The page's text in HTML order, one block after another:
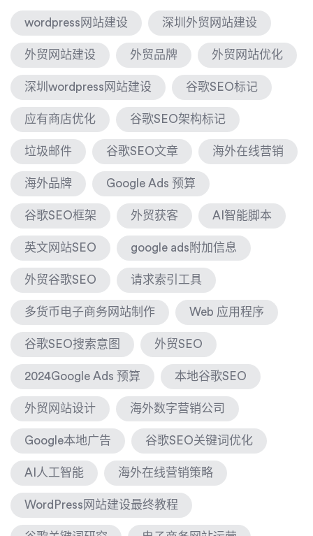
wordpress网站建设 深圳外贸网站建设
外贸网站建设 外贸品牌 外贸网站优化
深圳wordpress网站建设 谷歌SEO标记
应有商店优化 谷歌SEO架构标记
垃圾邮件 谷歌SEO文章 海外在线营销
海外品牌 Google Ads 预算
谷歌SEO框架 外贸获客 AI智能脚本
英文网站SEO google ads附加信息
外贸谷歌SEO 请求索引工具
多货币电子商务网站制作 Web 应用程序
谷歌SEO搜索意图 外贸SEO
2024Google Ads 预算 本地谷歌SEO
外贸网站设计 海外数字营销公司
Google本地广告 谷歌SEO关键词优化
AI人工智能 海外在线营销策略
WordPress网站建设最终教程